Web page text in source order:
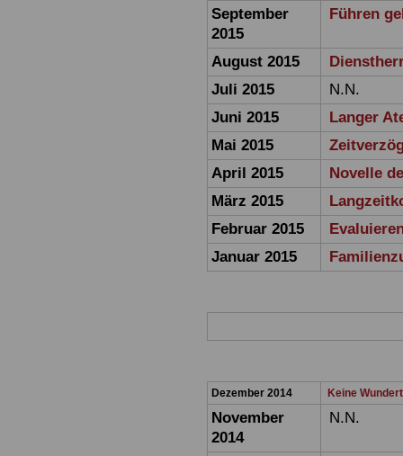
September
2015
Führen
August 2015
Juli 2015
N.N.
Juni 2015
Langer
Mai 2015
April 2015
Novelle
März 2015
Februar 2015
Januar 2015
Dezember 2014 Keine
November
2014
N.N.